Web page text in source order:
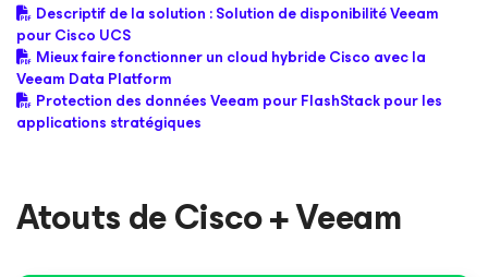
Descriptif de la solution : Solution de disponibilité Veeam
pour Cisco UCS
Mieux faire fonctionner un cloud hybride Cisco avec la
Veeam Data Platform
Protection des données Veeam pour FlashStack pour les
applications stratégiques
Atouts de Cisco + Veeam